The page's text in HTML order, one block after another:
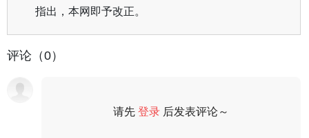
指出，本网即予改正。
评论（0）
请先登录 后发表评论～